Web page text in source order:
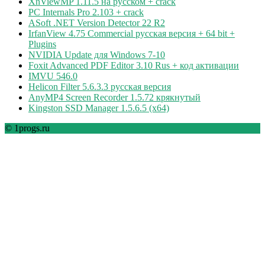
PC Internals Pro 2.103 + crack
ASoft .NET Version Detector 22 R2
IrfanView 4.75 Commercial русская версия + 64 bit +
Plugins
NVIDIA Update для Windows 7-10
Foxit Advanced PDF Editor 3.10 Rus + код активации
IMVU 546.0
Helicon Filter 5.6.3.3 русская версия
AnyMP4 Screen Recorder 1.5.72 крякнутый
Kingston SSD Manager 1.5.6.5 (x64)
© 1progs.ru